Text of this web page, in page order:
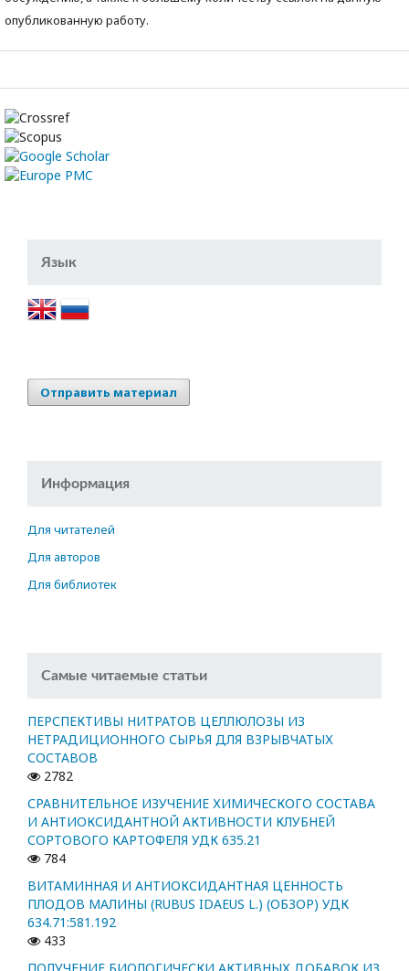
опубликованную работу.
Язык
Отправить материал
Информация
Для читателей
Для авторов
Для библиотек
Самые читаемые статьи
ПЕРСПЕКТИВЫ НИТРАТОВ ЦЕЛЛЮЛОЗЫ ИЗ
НЕТРАДИЦИОННОГО СЫРЬЯ ДЛЯ ВЗРЫВЧАТЫХ
СОСТАВОВ
2782
СРАВНИТЕЛЬНОЕ ИЗУЧЕНИЕ ХИМИЧЕСКОГО СОСТАВА
И АНТИОКСИДАНТНОЙ АКТИВНОСТИ КЛУБНЕЙ
СОРТОВОГО КАРТОФЕЛЯ УДК 635.21
784
ВИТАМИННАЯ И АНТИОКСИДАНТНАЯ ЦЕННОСТЬ
ПЛОДОВ МАЛИНЫ (RUBUS IDAEUS L.) (ОБЗОР) УДК
634.71:581.192
433